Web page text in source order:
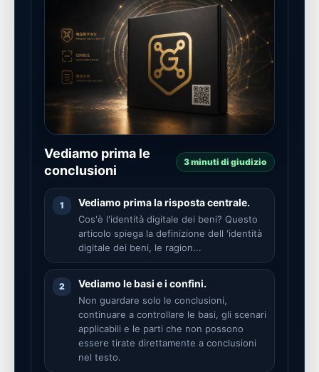
Vediamo prima le
conclusioni
3 minuti di giudizio
1 Vediamo prima la risposta centrale.
Cos'è l'identità digitale dei beni? Questo
articolo spiega la definizione dell 'identità
digitale dei beni, le ragion...
2 Vediamo le basi e i confini.
Non guardare solo le conclusioni,
continuare a controllare le basi, gli scenari
applicabili e le parti che non possono
essere tirate direttamente a conclusioni
nel testo.